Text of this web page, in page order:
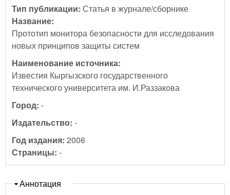
Тип публикации: Статья в журнале/сборнике
Название:
Прототип монитора безопасности для исследования
новых принципов защиты систем
Наименование источника:
Известия Кыргызского государственного
технического университета им. И.Раззакова
Город: -
Издательство: -
Год издания: 2006
Страницы: -
Скрыть
Аннотация